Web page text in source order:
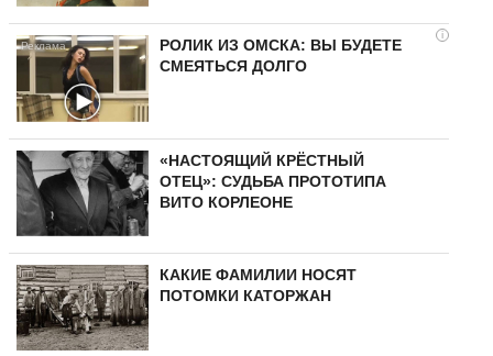
i
РОЛИК ИЗ ОМСКА: ВЫ БУДЕТЕ
СМЕЯТЬСЯ ДОЛГО
«НАСТОЯЩИЙ КРЁСТНЫЙ
ОТЕЦ»: СУДЬБА ПРОТОТИПА
ВИТО КОРЛЕОНЕ
КАКИЕ ФАМИЛИИ НОСЯТ
ПОТОМКИ КАТОРЖАН